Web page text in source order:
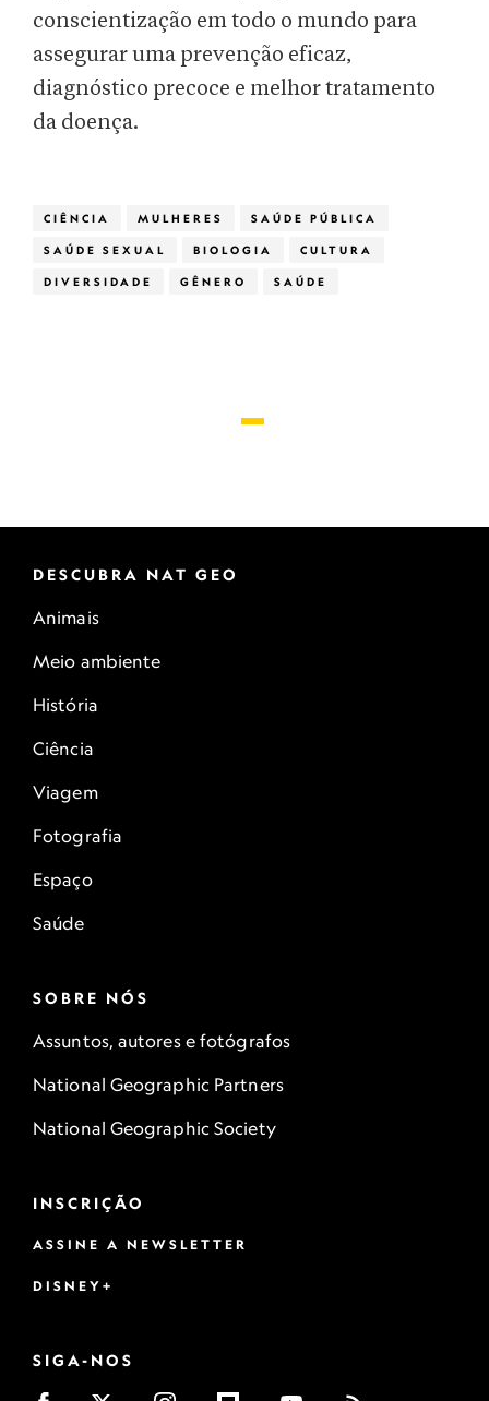
conscientização em todo o mundo para
assegurar uma prevenção eficaz,
diagnóstico precoce e melhor tratamento
da doença.
CIÊNCIA MULHERES SAÚDE PÚBLICA
SAÚDE SEXUAL BIOLOGIA CULTURA
DIVERSIDADE GÊNERO SAÚDE
DESCUBRA NAT GEO
Animais
Meio ambiente
História
Ciência
Viagem
Fotografia
Espaço
Saúde
SOBRE NÓS
Assuntos, autores e fotógrafos
National Geographic Partners
National Geographic Society
INSCRIÇÃO
ASSINE A NEWSLETTER
DISNEY+
SIGA-NOS